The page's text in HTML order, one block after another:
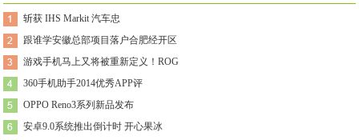
斩获 IHS Markit 汽车忠
跟谁学安徽总部项目落户合肥经开区
游戏手机马上又将被重新定义！ROG
360手机助手2014优秀APP评
OPPO Reno3系列新品发布
安卓9.0系统推出倒计时 开心果冰